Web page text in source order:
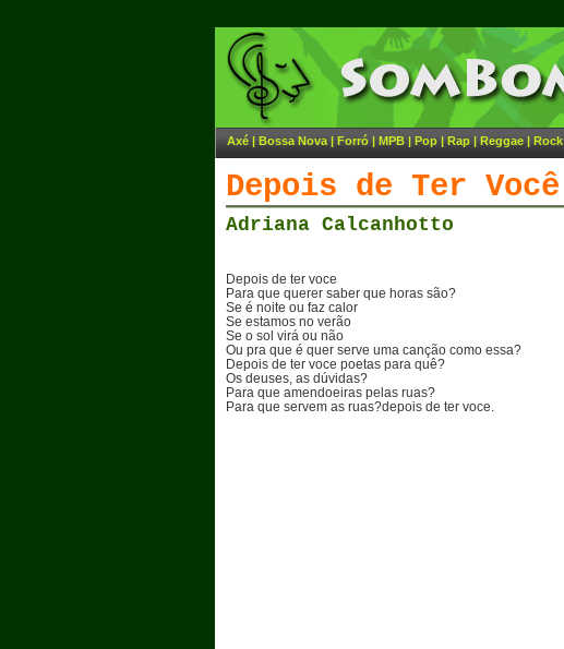
Axé | Bossa Nova | Forró | MPB | Pop | Rap | Reggae | Rock
Depois de Ter Você
Adriana Calcanhotto
Depois de ter voce
Para que querer saber que horas são?
Se é noite ou faz calor
Se estamos no verão
Se o sol virá ou não
Ou pra que é quer serve uma canção como essa?
Depois de ter voce poetas para quê?
Os deuses, as dúvidas?
Para que amendoeiras pelas ruas?
Para que servem as ruas?depois de ter voce.